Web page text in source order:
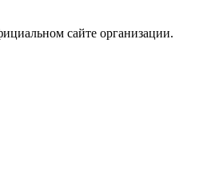
сайте организации.